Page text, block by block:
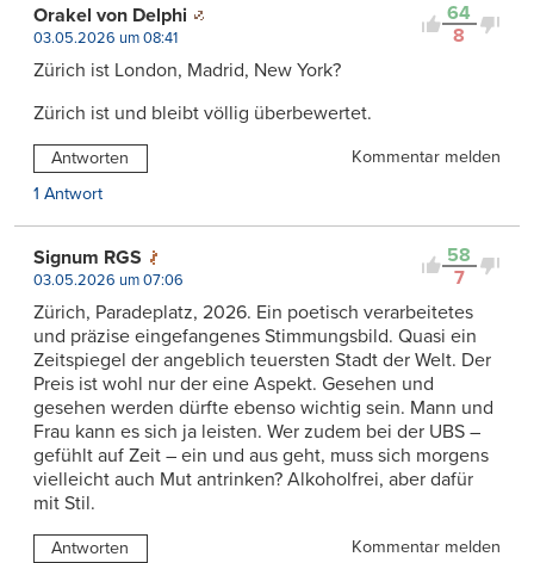
64
8
Orakel von Delphi
03.05.2026 um 08:41
Zürich ist London, Madrid, New York?
Zürich ist und bleibt völlig überbewertet.
Antworten
Kommentar melden
1 Antwort
58
7
Signum RGS
03.05.2026 um 07:06
Zürich, Paradeplatz, 2026. Ein poetisch verarbeitetes
und präzise eingefangenes Stimmungsbild. Quasi ein
Zeitspiegel der angeblich teuersten Stadt der Welt. Der
Preis ist wohl nur der eine Aspekt. Gesehen und
gesehen werden dürfte ebenso wichtig sein. Mann und
Frau kann es sich ja leisten. Wer zudem bei der UBS –
gefühlt auf Zeit – ein und aus geht, muss sich morgens
vielleicht auch Mut antrinken? Alkoholfrei, aber dafür
mit Stil.
Antworten Kommentar melden